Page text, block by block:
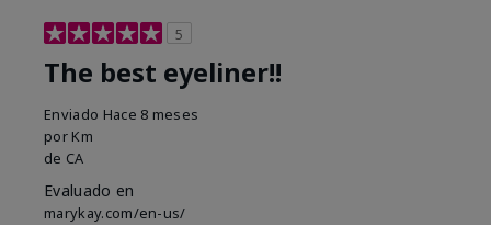
5
The best eyeliner!!
Enviado Hace 8 meses
por Km
de CA
Evaluado en
marykay.com/en-us/